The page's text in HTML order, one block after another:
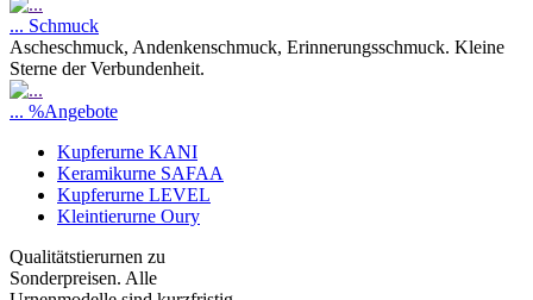
... Schmuck
Ascheschmuck, Andenkenschmuck, Erinnerungsschmuck. Kleine
Sterne der Verbundenheit.
... %Angebote
Kupferurne KANI
Keramikurne SAFAA
Kupferurne LEVEL
Kleintierurne Oury
Qualitätstierurnen zu
Sonderpreisen. Alle